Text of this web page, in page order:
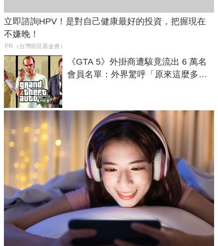
立即諮詢HPV！是對自己健康最好的投資，把握現在
不嫌晚！
PR（台灣癌症基金會）
《GTA 5》外掛商遭駭竟流出 6 萬名
會員名單：外界驚呼「原來這麼多人